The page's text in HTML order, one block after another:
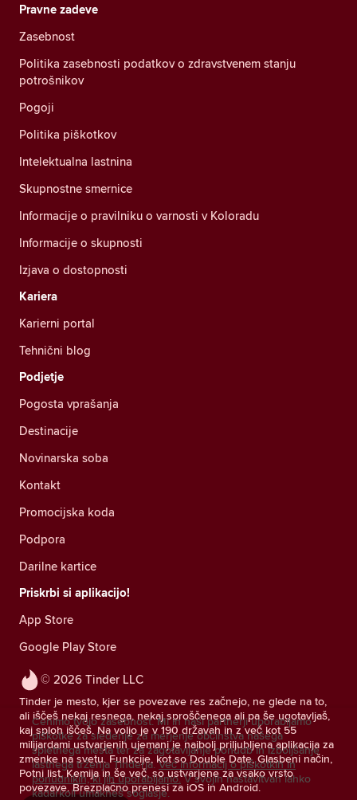
© 2026 Tinder LLC
Tinder je mesto, kjer se povezave res začnejo, ne glede na to,
ali iščeš nekaj resnega, nekaj sproščenega ali pa še ugotavljaš,
kaj sploh iščeš. Na voljo je v 190 državah in z več kot 55
milijardami ustvarjenih ujemanj je najbolj priljubljena aplikacija za
zmenke na svetu. Funkcije, kot so Double Date, Glasbeni način,
Potni list, Kemija in še več, so ustvarjene za vsako vrsto
povezave. Brezplačno prenesi za iOS in Android.
Pravne zadeve
Zasebnost
Politika zasebnosti podatkov o zdravstvenem stanju
potrošnikov
Pogoji
Politika piškotkov
Intelektualna lastnina
Skupnostne smernice
Informacije o pravilniku o varnosti v Koloradu
Informacije o skupnosti
Izjava o dostopnosti
Kariera
Karierni portal
Tehnični blog
Podjetje
Pogosta vprašanja
Destinacije
Novinarska soba
Kontakt
Promocijska koda
Podpora
Darilne kartice
Priskrbi si aplikacijo!
App Store
Google Play Store
Cenimo tvojo zasebnost. Mi in naši partnerji uporabljamo
piškotke za sledenje za merjenje občinstva našega
spletnega mesta ter za zagotavljanje ponudb in izboljšanje
lastnega trženja Tinderja. Več informacij o piškotkih in
ponudnikih, ki jih uporabljamo. V svojih nastavitvah lahko
kadarkoli umakneš soglasje.